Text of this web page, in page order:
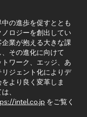
の進歩を促すととも
ロジーを創出してい
業が抱える大きな課
その進化に向けて
ワーク、エッジ、あ
ジェント化によりデ
より良く変革しま
、
intel.co.jp をご覧く